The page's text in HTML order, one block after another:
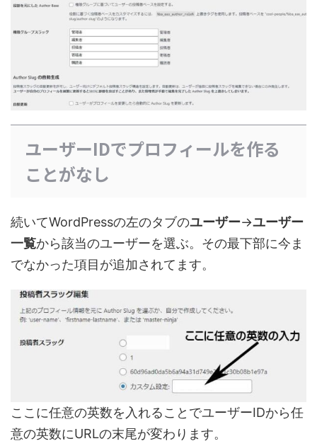
ユーザーIDでプロフィールを作る
ことがなし
続いてWordPressの左のタブのユーザー→ユーザー
一覧から該当のユーザーを選ぶ。その最下部に今ま
でなかった項目が追加されてます。
ここに任意の英数を入れることでユーザーIDから任
意の英数にURLの末尾が変わります。